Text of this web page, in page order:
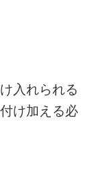
入れられる
け加える必